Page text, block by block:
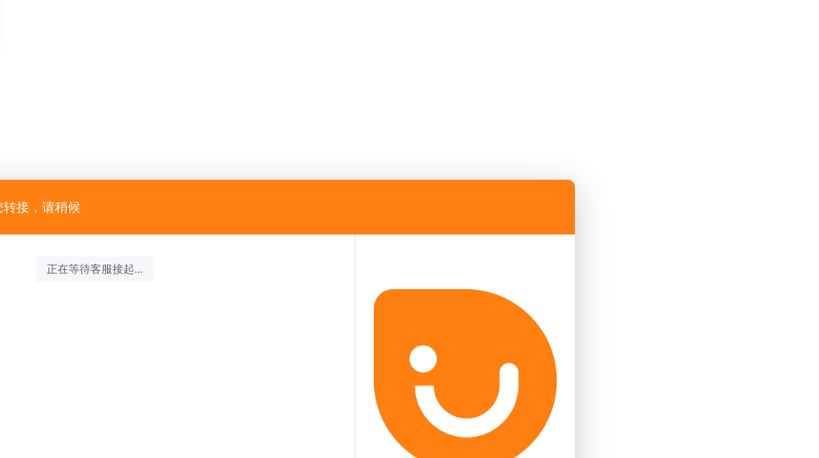
转接，请稍候
正在等待客服接起...